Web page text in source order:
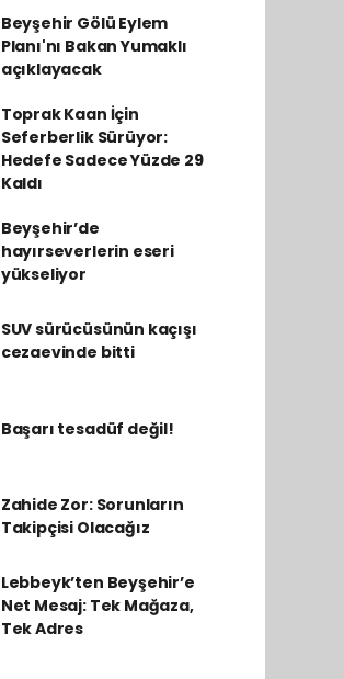
Beyşehir Gölü Eylem
Planı'nı Bakan Yumaklı
açıklayacak
Toprak Kaan İçin
Seferberlik Sürüyor:
Hedefe Sadece Yüzde 29
Kaldı
Beyşehir’de
hayırseverlerin eseri
yükseliyor
SUV sürücüsünün kaçışı
cezaevinde bitti
Başarı tesadüf değil!
Zahide Zor: Sorunların
Takipçisi Olacağız
Lebbeyk’ten Beyşehir’e
Net Mesaj: Tek Mağaza,
Tek Adres